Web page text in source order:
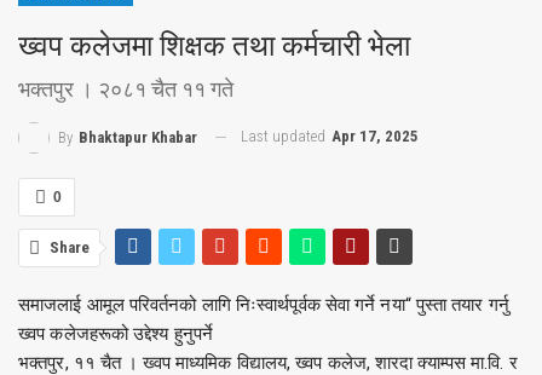
ख्वप कलेजमा शिक्षक तथा कर्मचारी भेला
भक्तपुर । २०८१ चैत ११ गते
By Bhaktapur Khabar Last updated Apr 17, 2025
0
Share
समाजलाई आमूल परिवर्तनको लागि निःस्वार्थपूर्वक सेवा गर्ने नया“ पुस्ता तयार गर्नु
ख्वप कलेजहरूको उद्देश्य हुनुपर्ने
भक्तपुर, ११ चैत । ख्वप माध्यमिक विद्यालय, ख्वप कलेज, शारदा क्याम्पस मा.वि. र